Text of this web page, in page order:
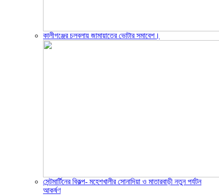
কালীগঞ্জের চলবলায় জামায়াতের ভোটার সমাবেশ।
সেন্টমার্টিনের বিকল্প- মহেশখালীর সোনাদিয়া ও মাতারবাড়ী নতুন পর্যটন
আকর্ষণ